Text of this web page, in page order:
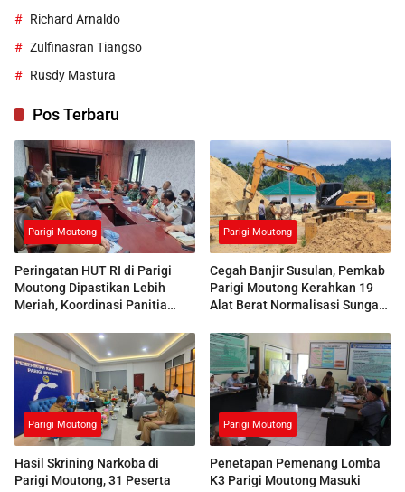
Richard Arnaldo
Zulfinasran Tiangso
Rusdy Mastura
Pos Terbaru
Parigi Moutong
Peringatan HUT RI di Parigi
Moutong Dipastikan Lebih
Meriah, Koordinasi Panitia
Parigi Moutong
Cegah Banjir Susulan, Pemkab
Parigi Moutong Kerahkan 19
Alat Berat Normalisasi Sungai
Parigi Moutong
Hasil Skrining Narkoba di
Parigi Moutong, 31 Peserta
Parigi Moutong
Penetapan Pemenang Lomba
K3 Parigi Moutong Masuki